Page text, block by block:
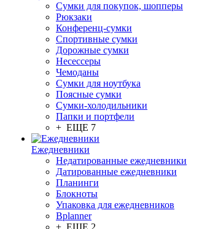
Сумки для покупок, шопперы
Рюкзаки
Конференц-сумки
Спортивные сумки
Дорожные сумки
Несессеры
Чемоданы
Сумки для ноутбука
Поясные сумки
Сумки-холодильники
Папки и портфели
+ ЕЩЕ 7
Ежедневники
Недатированные ежедневники
Датированные ежедневники
Планинги
Блокноты
Упаковка для ежедневников
Bplanner
+ ЕЩЕ 2